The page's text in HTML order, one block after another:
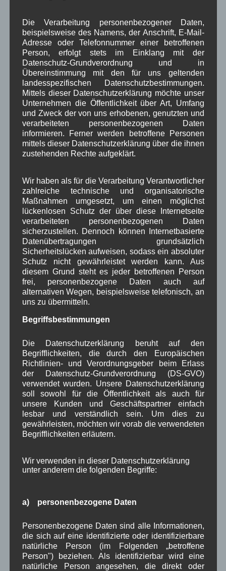
Aushang Rathaus(232)
Dorferneuerung(154)
Gemeinderat
(128)
in Wallgau(1.091)
Kommunalpolitik(85)
Pressespiegel
(282)
um Wallgau(258)
Wallgau im Netz(65)
Schlagwörter
Arbeitsmarkt Asyl , Bauvorhaben ,
Bildergalerie , Brauchtum ,Corona ,
Dorferneuerung , Dorfleben ,
Dorfplatz ,Energiewende , Fest ,G7 ,
Gesundheit , Gewerbe , Haushalt ,
historische Bilder , Infrastruktur , Isarkies ,
Kirche Kunsthandwerk
Musik Natur und Umwelt
Schule , Sport ,Tagespflege , Tourismus ,
TV ,Umfrage Veranstaltung Verkehr ,
Verwaltung , Video ,
Vorstand Dorferneuerung , Woiga.de ,
Zeitung ,Zigarettensteig
Bauernregel im August
sein. 15. August
Neueste Kommentare
WBEbeiÜber uns
Die Verarbeitung personenbezogener Daten,
beispielsweise des Namens, der Anschrift, E-Mail-
Adresse oder Telefonnummer einer betroffenen
Person, erfolgt stets im Einklang mit der
Datenschutz-Grundverordnung und in
Übereinstimmung mit den für uns geltenden
landesspezifischen Datenschutzbestimmungen.
Mittels dieser Datenschutzerklärung möchte unser
Unternehmen die Öffentlichkeit über Art, Umfang
und Zweck der von uns erhobenen, genutzten und
verarbeiteten personenbezogenen Daten
informieren. Ferner werden betroffene Personen
mittels dieser Datenschutzerklärung über die ihnen
zustehenden Rechte aufgeklärt.
Wir haben als für die Verarbeitung Verantwortlicher
zahlreiche technische und organisatorische
Maßnahmen umgesetzt, um einen möglichst
lückenlosen Schutz der über diese Internetseite
verarbeiteten personenbezogenen Daten
sicherzustellen. Dennoch können Internetbasierte
Datenübertragungen grundsätzlich
Sicherheitslücken aufweisen, sodass ein absoluter
Schutz nicht gewährleistet werden kann. Aus
diesem Grund steht es jeder betroffenen Person
frei, personenbezogene Daten auch auf
alternativen Wegen, beispielsweise telefonisch, an
uns zu übermitteln.
Begriffsbestimmungen
Die Datenschutzerklärung beruht auf den
Begrifflichkeiten, die durch den Europäischen
Richtlinien- und Verordnungsgeber beim Erlass
der Datenschutz-Grundverordnung (DS-GVO)
verwendet wurden. Unsere Datenschutzerklärung
soll sowohl für die Öffentlichkeit als auch für
unsere Kunden und Geschäftspartner einfach
lesbar und verständlich sein. Um dies zu
gewährleisten, möchten wir vorab die verwendeten
Begrifflichkeiten erläutern.
Wir verwenden in dieser Datenschutzerklärung
unter anderem die folgenden Begriffe:
a) personenbezogene Daten
Personenbezogene Daten sind alle Informationen,
die sich auf eine identifizierte oder identifizierbare
natürliche Person (im Folgenden „betroffene
Person") beziehen. Als identifizierbar wird eine
natürliche Person angesehen, die direkt oder